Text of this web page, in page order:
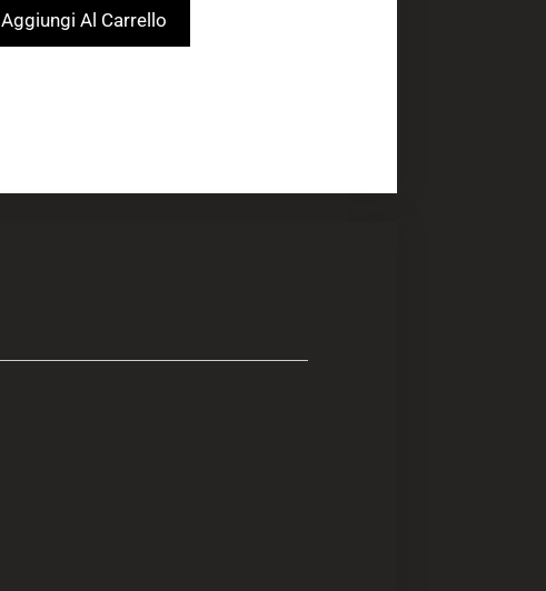
Aggiungi Al Carrello